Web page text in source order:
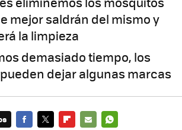
mejor saldrán del mismo y
la limpieza
demasiado tiempo, los
dejar algunas marcas